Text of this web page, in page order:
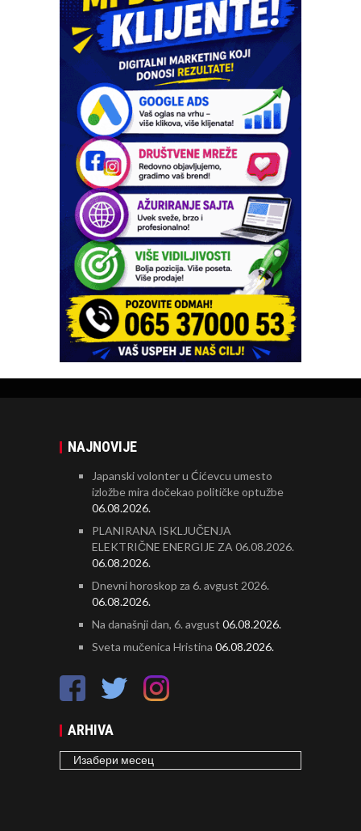
NAJNOVIJE
Japanski volonter u Ćićevcu umesto
izložbe mira dočekao političke optužbe
06.08.2026.
PLANIRANA ISKLJUČENJA
ELEKTRIČNE ENERGIJE ZA 06.08.2026.
06.08.2026.
Dnevni horoskop za 6. avgust 2026.
06.08.2026.
Na današnji dan, 6. avgust 06.08.2026.
Sveta mučenica Hristina 06.08.2026.
ARHIVA
ARHIVA